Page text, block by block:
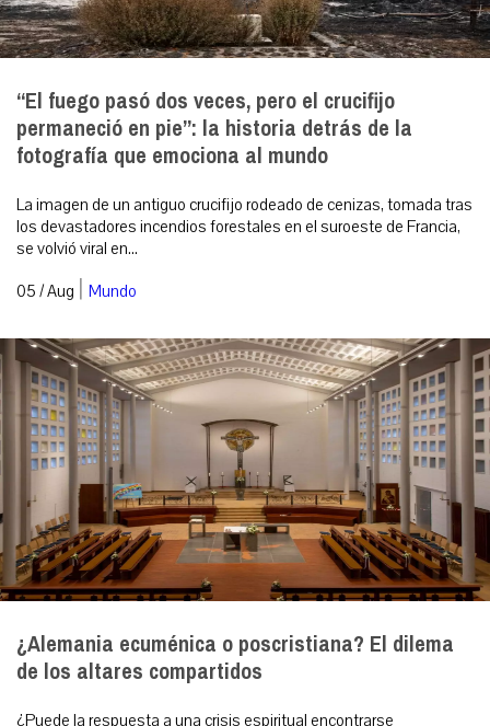
“El fuego pasó dos veces, pero el crucifijo
permaneció en pie”: la historia detrás de la
fotografía que emociona al mundo
La imagen de un antiguo crucifijo rodeado de cenizas, tomada tras
los devastadores incendios forestales en el suroeste de Francia,
se volvió viral en...
05 / Aug | Mundo
¿Alemania ecuménica o poscristiana? El dilema
de los altares compartidos
¿Puede la respuesta a una crisis espiritual encontrarse